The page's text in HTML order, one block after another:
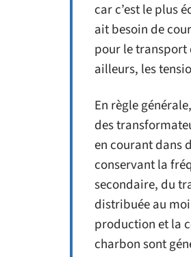
car c’est le plus
ait besoin de
pour le transport
ailleurs, les
En règle
des
en courant dans
conservant la
secondaire, du
distribuée au
production et la
charbon sont